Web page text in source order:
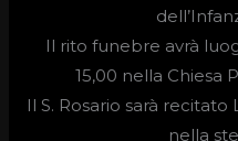
Il rito funebre avrà
15,00 nella Chiesa
Il S. Rosario sarà
nella